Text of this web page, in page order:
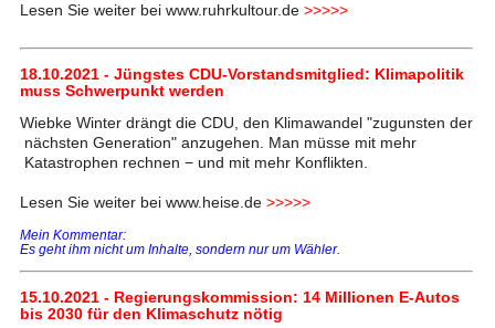
Lesen Sie weiter bei www.ruhrkultour.de >>>>>
18.10.2021 - Jüngstes CDU-Vorstandsmitglied: Klimapolitik
muss Schwerpunkt werden
Wiebke Winter drängt die CDU, den Klimawandel "zugunsten der
nächsten Generation" anzugehen. Man müsse mit mehr
Katastrophen rechnen − und mit mehr Konflikten.
Lesen Sie weiter bei www.heise.de >>>>>
Mein Kommentar:
Es geht ihm nicht um Inhalte, sondern nur um Wähler.
15.10.2021 - Regierungskommission: 14 Millionen E-Autos
bis 2030 für den Klimaschutz nötig